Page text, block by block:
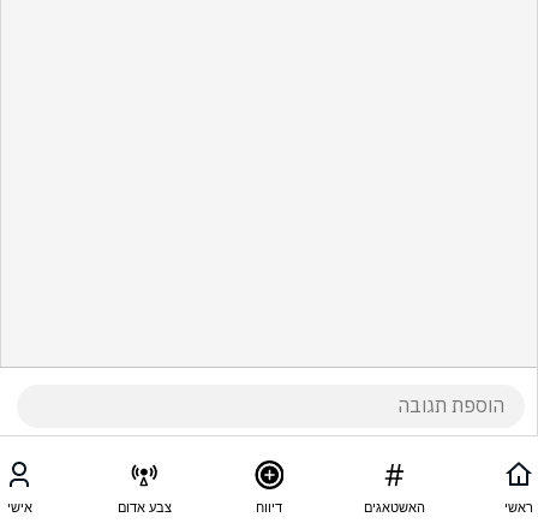
ראשי האשטאגים דיווח צבע אדום אישי